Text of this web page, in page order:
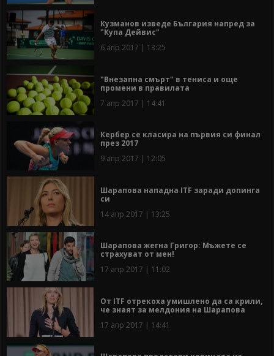
Кузманов изведе България напред за
"Купа Дейвис"
6 апр 2017 | 13:25
"Внезапна смърт" в тениса и още
промени в правилата
7 апр 2017 | 14:41
Кербер се класира на първия си финал
през 2017
9 апр 2017 | 12:05
Шарапова нападна ITF заради допинга
си
14 апр 2017 | 13:25
Шарапова жегна Григор: Мъжете се
страхуват от мен!
17 апр 2017 | 11:02
От ITF отрекоха умишлено да са крили,
че знаят за мелдония на Шарапова
17 апр 2017 | 14:41